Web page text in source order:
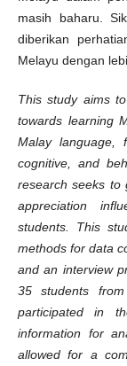
masih baharu.
diberikan
Melayu dengan
This study aims
towards learning
Malay language,
cognitive, and
research seeks to
appreciation
students. This
methods for data
and an interview
35 students
participated in
information for
allowed for a